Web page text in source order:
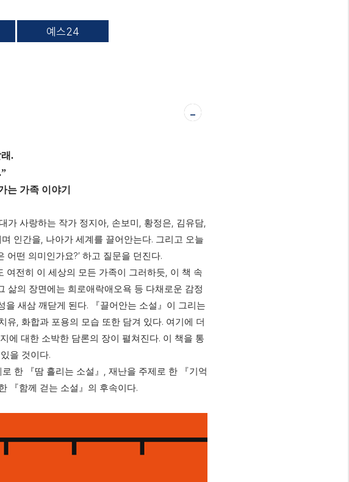
예스24
-
.
는 가족 이야기
가 사랑하는 작가 정지아, 손보미 황정은 김유담,
인간을 나아가 세계를 끌어안는다. 그리고 오늘
어떤 의미인가요?’ 하고 질문을 던진다.
여전히 이 세상의 모든 가족이 그러하듯
이 책 속
삶의 장면에는 희로애락애오욕 등 다채로운 감정
을 새삼 깨닫게 된다. 『끌어안는 소설 』 이 그리는
유 화합과 포용의 모습 또한 담겨 있다. 여기에 더
에 대한 소박한 담론의 장이 펼쳐진다. 이 책을 통
을 것이다.
로 한 『땀 흘리는 소설 』 재난을 주제로 한 『기억
『함께 걷는 소설 』 의 후속이다.